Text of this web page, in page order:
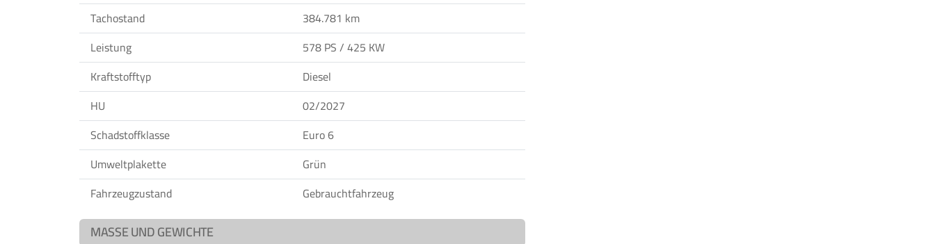
Tachostand
384.781 km
Leistung
578 PS / 425 KW
Kraftstofftyp
Diesel
HU
02/2027
Schadstoffklasse
Euro 6
Umweltplakette
Grün
Fahrzeugzustand
Gebrauchtfahrzeug
MASSE UND GEWICHTE